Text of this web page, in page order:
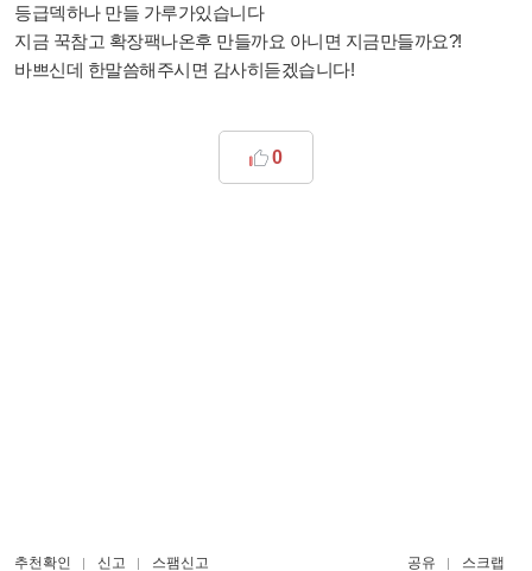
등급덱하나 만들 가루가있습니다
지금 꾹참고 확장팩나온후 만들까요 아니면 지금만들까요?!
바쁘신데 한말씀해주시면 감사히듣겠습니다!
0
추천확인 신고 스팸신고 공유 스크랩